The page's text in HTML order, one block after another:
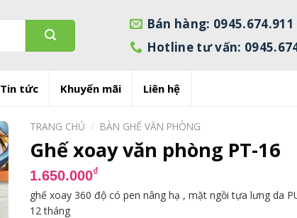
Bán hàng: 0945.674.911
Hotline tư vấn:
Tin tức Khuyến mãi Liên hệ
TRANG CHỦ / BÀN GHẾ VĂN PHÒNG
Ghế xoay văn phòng PT-16
1.650.000₫
ghế xoay 360 độ có pen nâng hạ , mặt ngồi tựa lưng da
12 tháng